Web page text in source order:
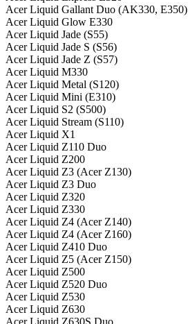
Acer Liquid Gallant Duo (AK330, E350)
Acer Liquid Glow E330
Acer Liquid Jade (S55)
Acer Liquid Jade S (S56)
Acer Liquid Jade Z (S57)
Acer Liquid M330
Acer Liquid Metal (S120)
Acer Liquid Mini (E310)
Acer Liquid S2 (S500)
Acer Liquid Stream (S110)
Acer Liquid X1
Acer Liquid Z110 Duo
Acer Liquid Z200
Acer Liquid Z3 (Acer Z130)
Acer Liquid Z3 Duo
Acer Liquid Z320
Acer Liquid Z330
Acer Liquid Z4 (Acer Z140)
Acer Liquid Z4 (Acer Z160)
Acer Liquid Z410 Duo
Acer Liquid Z5 (Acer Z150)
Acer Liquid Z500
Acer Liquid Z520 Duo
Acer Liquid Z530
Acer Liquid Z630